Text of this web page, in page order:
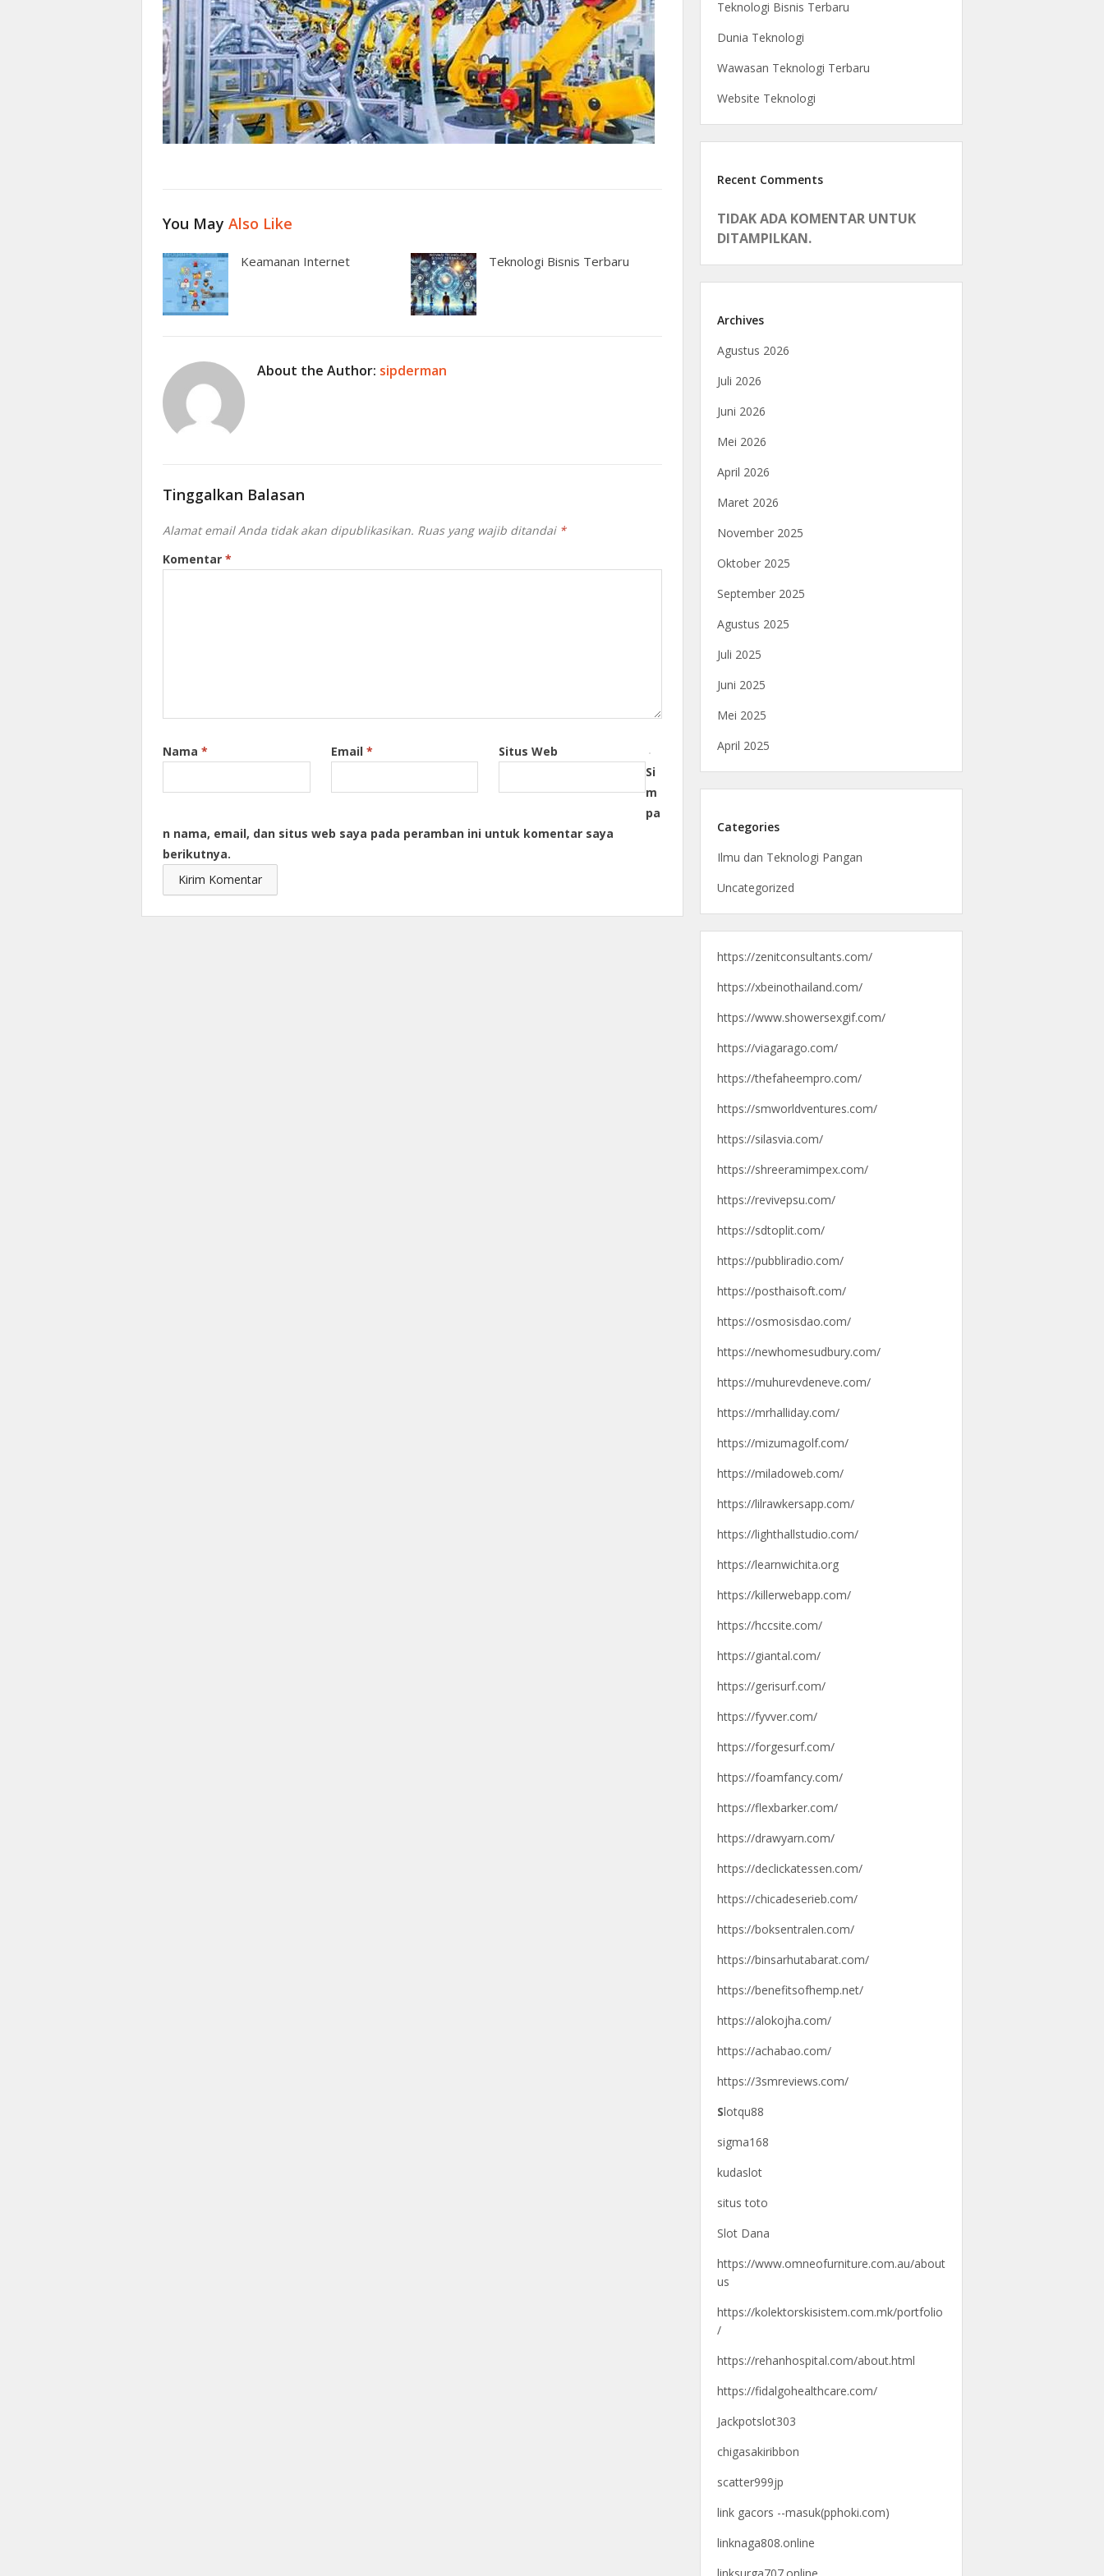
You May Also Like
Keamanan Internet Teknologi Bisnis Terbaru
About the Author: sipderman
Tinggalkan Balasan
Alamat email Anda tidak akan dipublikasikan. Ruas yang wajib ditandai *
Komentar *
Nama * Email *
Situs Web
Si
m
pa
n nama, email, dan situs web saya pada peramban ini untuk komentar saya
berikutnya.
Teknologi Bisnis Terbaru
Dunia Teknologi
Wawasan Teknologi Terbaru
Website Teknologi
Recent Comments
TIDAK ADA KOMENTAR UNTUK
DITAMPILKAN.
Archives
Agustus 2026
Juli 2026
Juni 2026
Mei 2026
April 2026
Maret 2026
November 2025
Oktober 2025
September 2025
Agustus 2025
Juli 2025
Juni 2025
Mei 2025
April 2025
Categories
Ilmu dan Teknologi Pangan
Uncategorized
https://zenitconsultants.com/
https://xbeinothailand.com/
https://www.showersexgif.com/
https://viagarago.com/
https://thefaheempro.com/
https://smworldventures.com/
https://silasvia.com/
https://shreeramimpex.com/
https://revivepsu.com/
https://sdtoplit.com/
https://pubbliradio.com/
https://posthaisoft.com/
https://osmosisdao.com/
https://newhomesudbury.com/
https://muhurevdeneve.com/
https://mrhalliday.com/
https://mizumagolf.com/
https://miladoweb.com/
https://lilrawkersapp.com/
https://lighthallstudio.com/
https://learnwichita.org
https://killerwebapp.com/
https://hccsite.com/
https://giantal.com/
https://gerisurf.com/
https://fyvver.com/
https://forgesurf.com/
https://foamfancy.com/
https://flexbarker.com/
https://drawyarn.com/
https://declickatessen.com/
https://chicadeserieb.com/
https://boksentralen.com/
https://binsarhutabarat.com/
https://benefitsofhemp.net/
https://alokojha.com/
https://achabao.com/
https://3smreviews.com/
Slotqu88
sigma168
kudaslot
situs toto
Slot Dana
https://www.omneofurniture.com.au/about
us
https://kolektorskisistem.com.mk/portfolio
/
https://rehanhospital.com/about.html
https://fidalgohealthcare.com/
Jackpotslot303
chigasakiribbon
scatter999jp
link gacors --masuk(pphoki.com)
linknaga808.online